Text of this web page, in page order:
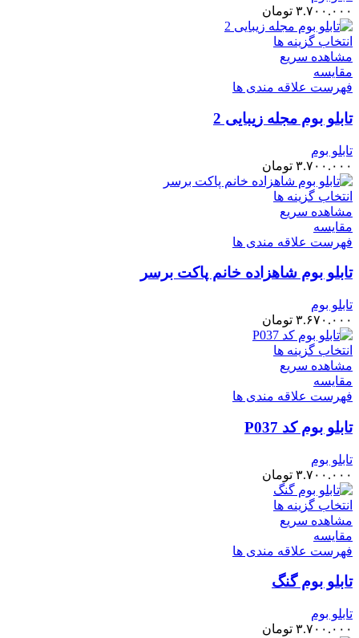
۳.۷۰۰.۰۰۰ تومان
انتخاب گزینه ها
مشاهده سریع
مقایسه
فهرست علاقه مندی ها
تابلو بوم مجله زیبایی 2
تابلو بوم
۳.۷۰۰.۰۰۰ تومان
انتخاب گزینه ها
مشاهده سریع
مقایسه
فهرست علاقه مندی ها
تابلو بوم شاهزاده خانم پاکت برسر
تابلو بوم
۳.۶۷۰.۰۰۰ تومان
انتخاب گزینه ها
مشاهده سریع
مقایسه
فهرست علاقه مندی ها
تابلو بوم کد P037
تابلو بوم
۳.۷۰۰.۰۰۰ تومان
انتخاب گزینه ها
مشاهده سریع
مقایسه
فهرست علاقه مندی ها
تابلو بوم گنگ
تابلو بوم
۳.۷۰۰.۰۰۰ تومان